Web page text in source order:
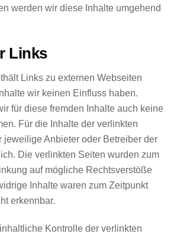
werden wir diese Inhalte umgehend
Links
Links zu externen Webseiten
wir keinen Einfluss haben.
für diese fremden Inhalte auch keine
Für die Inhalte der verlinkten
jeweilige Anbieter oder Betreiber der
Die verlinkten Seiten wurden zum
auf mögliche Rechtsverstöße
Inhalte waren zum Zeitpunkt
erkennbar.
Kontrolle der verlinkten